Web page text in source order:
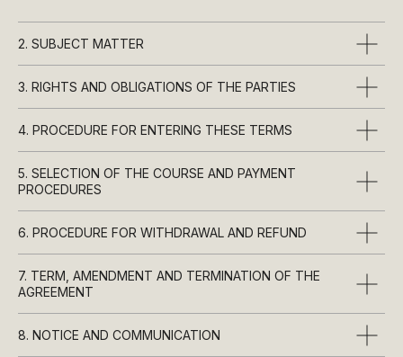
2. SUBJECT MATTER
3. RIGHTS AND OBLIGATIONS OF THE PARTIES
4. PROCEDURE FOR ENTERING THESE TERMS
5. SELECTION OF THE COURSE AND PAYMENT
PROCEDURES
6. PROCEDURE FOR WITHDRAWAL AND REFUND
7. TERM, AMENDMENT AND TERMINATION OF THE
AGREEMENT
8. NOTICE AND COMMUNICATION